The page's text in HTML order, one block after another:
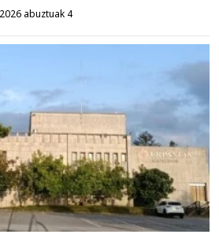
2026 abuztuak 4